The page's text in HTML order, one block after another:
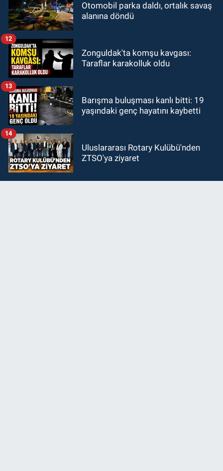
Otomobil parka daldı, ortalık savaş
alanına döndü
Zonguldak'ta komşu kavgası:
Taraflar karakolluk oldu
12
Barışma buluşması kanlı bitti: 19
yaşındaki genç hayatını kaybetti
13
Uluslararası Rotary Kulübü'nden
ZTSO'ya ziyaret
14